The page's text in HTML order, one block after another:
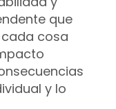
que
cosa
y lo